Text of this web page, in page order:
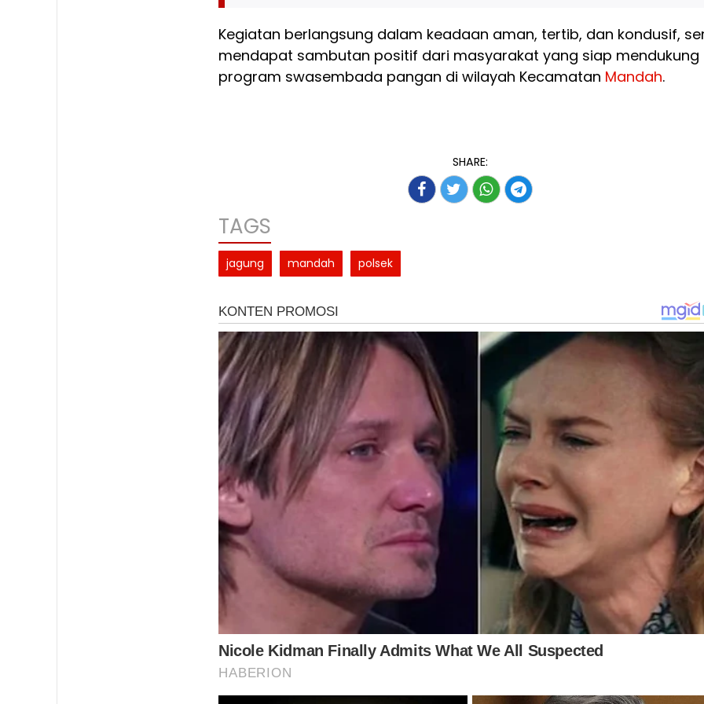
Kegiatan berlangsung dalam keadaan aman, tertib, dan kondusif,
mendapat sambutan positif dari masyarakat yang siap mendukung
program swasembada pangan di wilayah Kecamatan Mandah.
SHARE:
TAGS
jagung mandah polsek